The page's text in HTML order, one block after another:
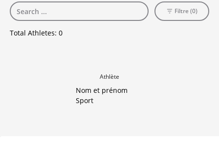
Total Athletes: 0
Filtre (0)
Athlète
Nom et prénom
Sport